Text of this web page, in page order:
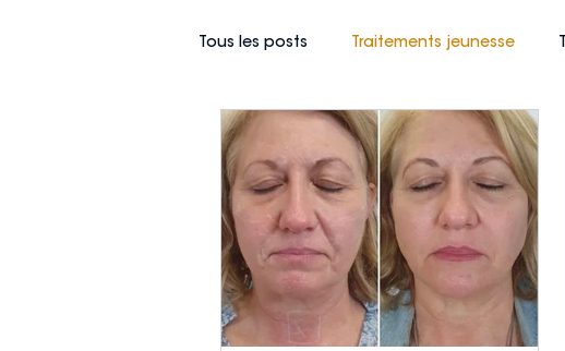
Tous les posts Traitements jeunesse